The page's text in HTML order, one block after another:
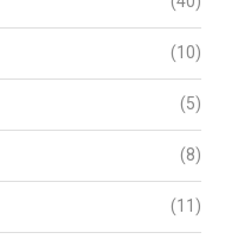
(10)
(5)
(8)
(11)